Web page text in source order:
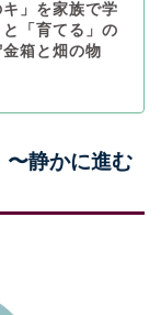
キ」を家族で学
「育てる」の
箱と畑の物
〜静かに進む